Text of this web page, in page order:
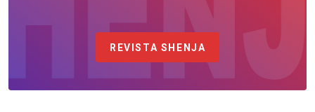
REVISTA SHENJA